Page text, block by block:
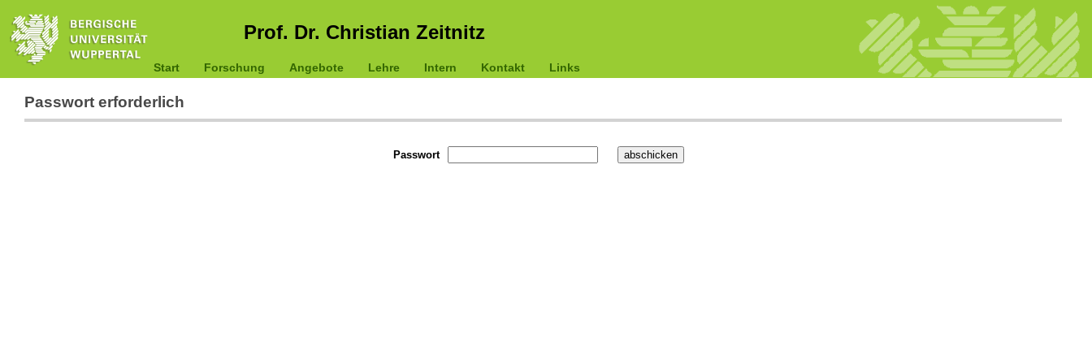
Prof. Dr. Christian Zeitnitz
Start Forschung Angebote Lehre Intern Kontakt Links
Passwort erforderlich
Passwort